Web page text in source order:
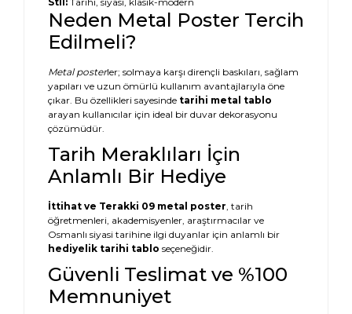
Neden Metal Poster Tercih
Edilmeli?
Metal posterler; solmaya karşı dirençli baskıları, sağlam
yapıları ve uzun ömürlü kullanım avantajlarıyla öne
çıkar. Bu özellikleri sayesinde tarihi metal tablo
arayan kullanıcılar için ideal bir duvar dekorasyonu
çözümüdür.
Tarih Meraklıları İçin
Anlamlı Bir Hediye
İttihat ve Terakki 09 metal poster, tarih
öğretmenleri, akademisyenler, araştırmacılar ve
Osmanlı siyasi tarihine ilgi duyanlar için anlamlı bir
hediyelik tarihi tablo seçeneğidir.
Güvenli Teslimat ve %100
Memnuniyet